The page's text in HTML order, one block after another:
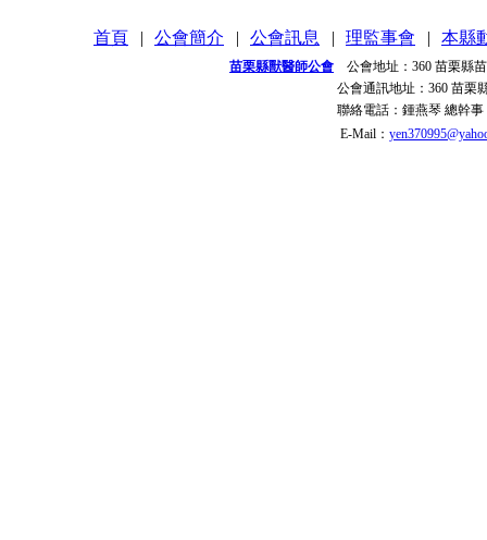
首頁 | 公會簡介 | 公會訊息 | 理監事會 | 本縣
苗栗縣獸醫師公會 公會地址： 360 苗栗縣
公會通訊地址： 360 苗栗
聯絡電話： 鍾燕琴 總幹事
E-Mail：